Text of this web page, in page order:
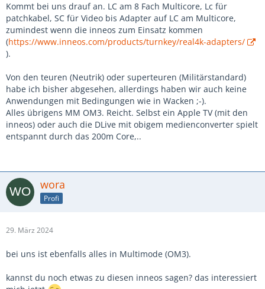
Kommt bei uns drauf an. LC am 8 Fach Multicore, Lc für
patchkabel, SC für Video bis Adapter auf LC am Multicore,
zumindest wenn die inneos zum Einsatz kommen
(https://www.inneos.com/products/turnkey/real4k-adapters/
).
Von den teuren (Neutrik) oder superteuren (Militärstandard)
habe ich bisher abgesehen, allerdings haben wir auch keine
Anwendungen mit Bedingungen wie in Wacken ;-).
Alles übrigens MM OM3. Reicht. Selbst ein Apple TV (mit den
inneos) oder auch die DLive mit obigem medienconverter spielt
entspannt durch das 200m Core,..
wora
Profi
29. März 2024
bei uns ist ebenfalls alles in Multimode (OM3).
kannst du noch etwas zu diesen inneos sagen? das interessiert